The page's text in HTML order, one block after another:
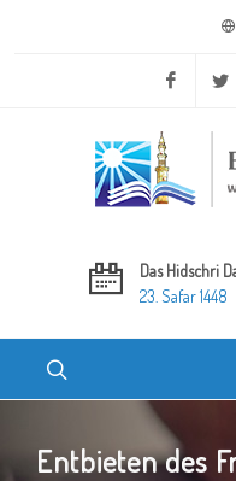
Das Hidschri
23. Safar 1448
Entbieten des